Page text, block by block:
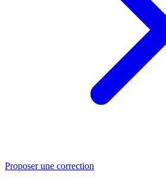
Proposer une correction